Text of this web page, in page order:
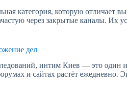
категория, которую отличает
через закрытые каналы. Их
дел
интим Киев — это один
и сайтах растёт ежедневно.